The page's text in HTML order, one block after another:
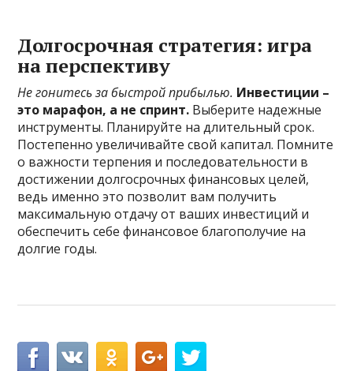
Долгосрочная стратегия: игра
на перспективу
Не гонитесь за быстрой прибылью. Инвестиции –
это марафон, а не спринт. Выберите надежные
инструменты. Планируйте на длительный срок.
Постепенно увеличивайте свой капитал. Помните
о важности терпения и последовательности в
достижении долгосрочных финансовых целей,
ведь именно это позволит вам получить
максимальную отдачу от ваших инвестиций и
обеспечить себе финансовое благополучие на
долгие годы.